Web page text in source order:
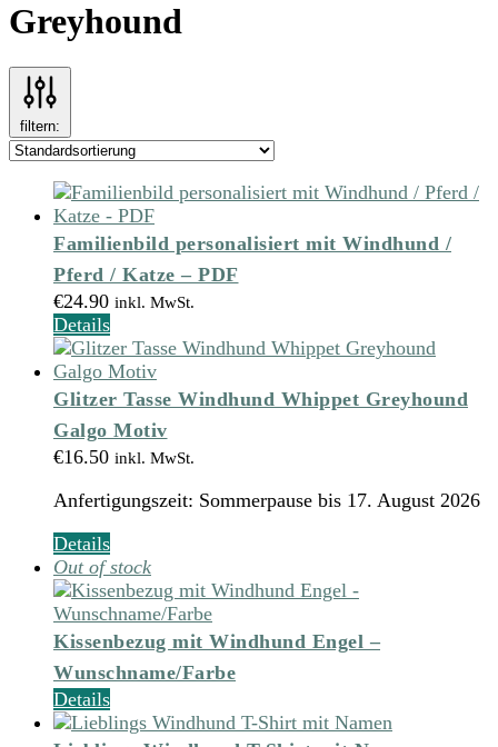
Greyhound
filtern:
Familienbild personalisiert mit Windhund /
Pferd / Katze – PDF
€24.90 inkl. MwSt.
Details
Glitzer Tasse Windhund Whippet Greyhound
Galgo Motiv
€16.50 inkl. MwSt.
Anfertigungszeit: Sommerpause bis 17. August 2026
DetailsDieses
Produkt
weist
mehrere
Varianten
Die
Optionen
können
Out of stock
Kissenbezug mit Windhund Engel –
Wunschname/Farbe
Details